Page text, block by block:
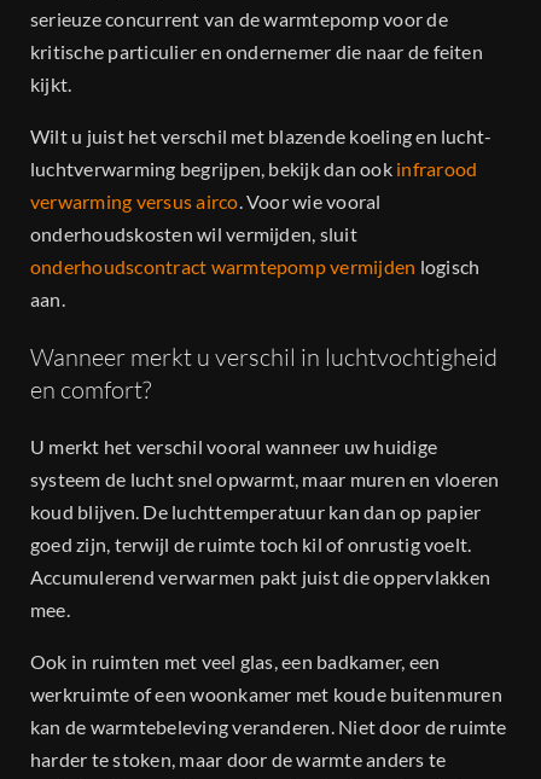
serieuze concurrent van de warmtepomp voor de
kritische particulier en ondernemer die naar de feiten
kijkt.
Wilt u juist het verschil met blazende koeling en lucht-
luchtverwarming begrijpen, bekijk dan ook infrarood
verwarming versus airco. Voor wie vooral
onderhoudskosten wil vermijden, sluit
onderhoudscontract warmtepomp vermijden logisch
aan.
Wanneer merkt u verschil in luchtvochtigheid
en comfort?
U merkt het verschil vooral wanneer uw huidige
systeem de lucht snel opwarmt, maar muren en vloeren
koud blijven. De luchttemperatuur kan dan op papier
goed zijn, terwijl de ruimte toch kil of onrustig voelt.
Accumulerend verwarmen pakt juist die oppervlakken
mee.
Ook in ruimten met veel glas, een badkamer, een
werkruimte of een woonkamer met koude buitenmuren
kan de warmtebeleving veranderen. Niet door de ruimte
harder te stoken, maar door de warmte anders te